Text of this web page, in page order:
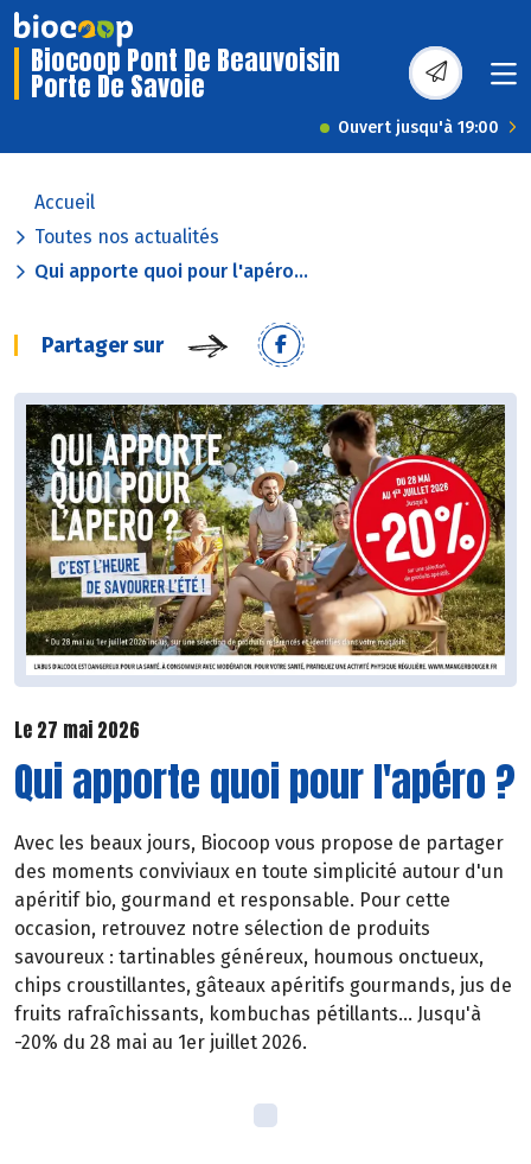
Biocoop Pont De Beauvoisin
Porte De Savoie
Ouvert jusqu'à 19:00
Accueil
Toutes nos actualités
Qui apporte quoi pour l'apéro...
Partager sur
Le 27 mai 2026
Qui apporte quoi pour l'apéro ?
Avec les beaux jours, Biocoop vous propose de partager
des moments conviviaux en toute simplicité autour d'un
apéritif bio, gourmand et responsable. Pour cette
occasion, retrouvez notre sélection de produits
savoureux : tartinables généreux, houmous onctueux,
chips croustillantes, gâteaux apéritifs gourmands, jus de
fruits rafraîchissants, kombuchas pétillants... Jusqu'à
-20% du 28 mai au 1er juillet 2026.